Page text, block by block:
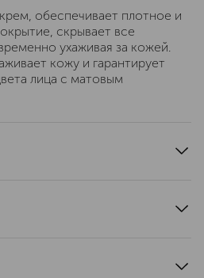
обеспечивает плотное и
скрывает все
ухаживая за кожей.
кожу и гарантирует
лица с матовым
выравнивание
центра лица к периферии.